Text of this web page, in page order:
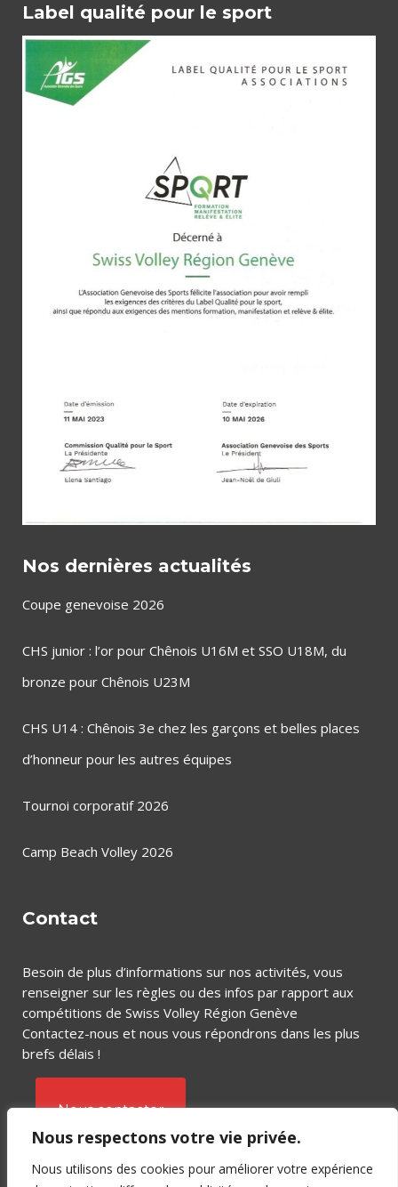
Nous respectons votre vie privée.
Nous utilisons des cookies pour améliorer votre expérience
Label qualité pour le sport
Nos dernières actualités
Coupe genevoise 2026
CHS junior : l’or pour Chênois U16M et SSO U18M, du
bronze pour Chênois U23M
CHS U14 : Chênois 3e chez les garçons et belles places
d’honneur pour les autres équipes
Tournoi corporatif 2026
Camp Beach Volley 2026
Contact
Besoin de plus d’informations sur nos activités, vous
renseigner sur les règles ou des infos par rapport aux
compétitions de Swiss Volley Région Genève
Contactez-nous et nous vous répondrons dans les plus
brefs délais !
Nous contacter